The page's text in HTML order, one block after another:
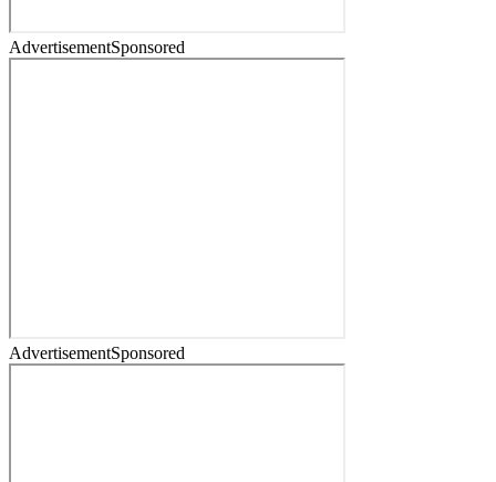
AdvertisementSponsored
AdvertisementSponsored